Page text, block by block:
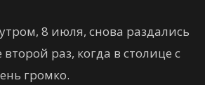
8 июля, снова раздались
раз, когда в столице с
громко.